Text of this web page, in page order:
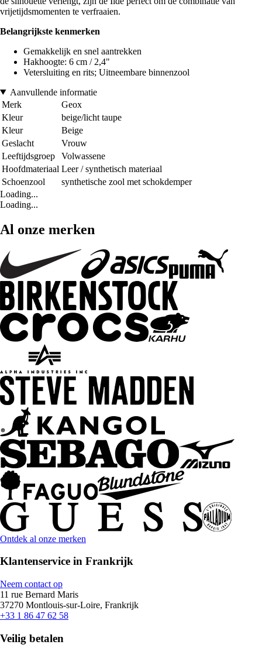
vrijetijdsmomenten te verfraaien.
Belangrijkste kenmerken
Gemakkelijk en snel aantrekken
Hakhoogte: 6 cm / 2,4"
Vetersluiting en rits; Uitneembare binnenzool
Aanvullende informatie
Merk
Geox
Kleur
beige/licht taupe
Kleur
Beige
Geslacht
Vrouw
Leeftijdsgroep
Volwassene
Hoofdmateriaal Leer / synthetisch materiaal
Schoenzool
synthetische zool met schokdemper
Loading...
Loading...
Al onze merken
Ontdek al onze merken
Klantenservice in Frankrijk
Neem contact op
11 rue Bernard Maris
37270 Montlouis-sur-Loire, Frankrijk
+33 1 86 47 62 58
Veilig betalen